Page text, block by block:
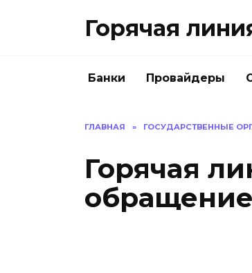
Горячая
Банки Провайдеры
ГЛАВНАЯ » ГОСУДАРСТВЕННЫЕ
Горячая